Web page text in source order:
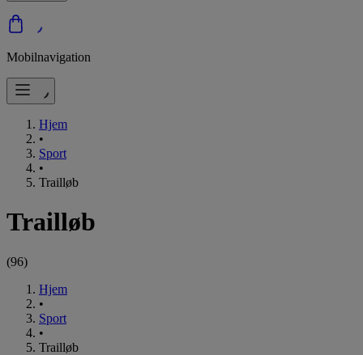
Mobilnavigation
Hjem
•
Sport
•
Trailløb
Trailløb
(96)
Hjem
•
Sport
•
Trailløb